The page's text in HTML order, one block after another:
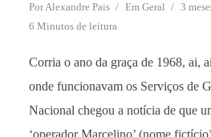
PorAlexandre Pais Em Geral
3
6 Minutos de leitura
Corria o ano da graça de 1968, ai,
onde funcionavam os Serviços de
Nacional chegou a notícia de que
‘operador Marcelino’ (nome